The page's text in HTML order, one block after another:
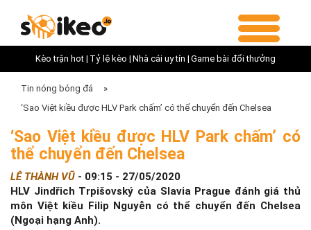
Kèo trận hot | Tỷ lệ kèo | Nhà cái uy tín | Game bài đổi thưởng
Tin nóng bóng đá
»
‘Sao Việt kiều được HLV Park chấm’ có thể chuyển đến Chelsea
‘Sao Việt kiều được HLV Park chấm’ có
thể chuyển đến Chelsea
LÊ THÀNH VŨ - 09:15 - 27/05/2020
HLV Jindřich Trpišovský của Slavia Prague đánh giá thủ
môn Việt kiều Filip Nguyễn có thể chuyển đến Chelsea
(Ngoại hạng Anh).